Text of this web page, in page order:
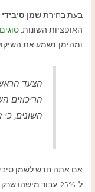
בעת בחירתשמן
האופציות השונות,
ומהימן. נשמע את
הצעד
הריכוזים
השונים,
ל-25%. עבור